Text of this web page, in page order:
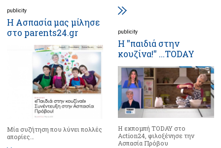
publicity
Η Ασπασία μας μίλησε
στο parents24.gr
Μία συζήτηση που λύνει πολλές
απορίες…
publicity
Η ''παιδιά στην
κουζίνα!'' ...TODAY
Η εκπομπή TODAY στο
Action24, φιλοξένησε την
Ασπασία Πρόβου